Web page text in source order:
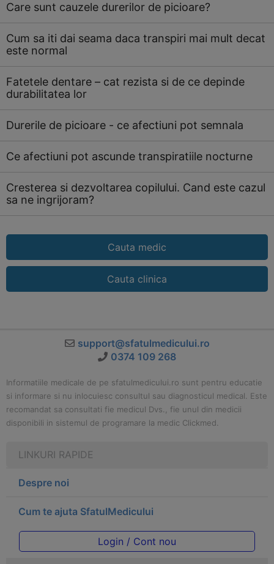
Care sunt cauzele durerilor de picioare?
Cum sa iti dai seama daca transpiri mai mult decat
este normal
Fatetele dentare – cat rezista si de ce depinde
durabilitatea lor
Durerile de picioare - ce afectiuni pot semnala
Ce afectiuni pot ascunde transpiratiile nocturne
Cresterea si dezvoltarea copilului. Cand este cazul
sa ne ingrijoram?
Cauta medic
Cauta clinica
support@sfatulmedicului.ro
0374 109 268
Informatiile medicale de pe sfatulmedicului.ro sunt pentru educatie
si informare si nu inlocuiesc consultul sau diagnosticul medical. Este
recomandat sa consultati fie medicul Dvs., fie unul din medicii
disponibili in sistemul de programare la medic Clickmed.
LINKURI RAPIDE
Despre noi
Cum te ajuta SfatulMedicului
Login / Cont nou